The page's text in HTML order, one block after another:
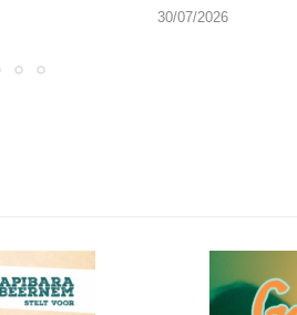
30/07/2026